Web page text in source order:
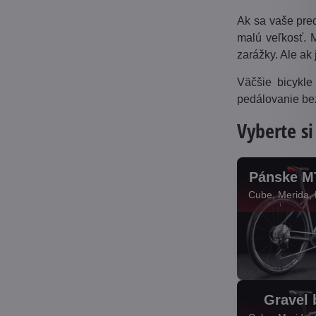
Ak sa vaše
malú veľkosť.
zarážky. Ale
Väčšie
pedálovanie
Vyberte
Pánske
Cube, Merida,
Gravel